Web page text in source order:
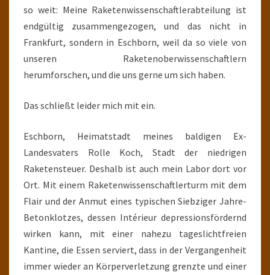
so weit: Meine Raketenwissenschaftlerabteilung ist
endgültig zusammengezogen, und das nicht in
Frankfurt, sondern in Eschborn, weil da so viele von
unseren Raketenoberwissenschaftlern
herumforschen, und die uns gerne um sich haben.
Das schließt leider mich mit ein.
Eschborn, Heimatstadt meines baldigen Ex-
Landesvaters Rolle Koch, Stadt der niedrigen
Raketensteuer. Deshalb ist auch mein Labor dort vor
Ort. Mit einem Raketenwissenschaftlerturm mit dem
Flair und der Anmut eines typischen Siebziger Jahre-
Betonklotzes, dessen Intérieur depressionsfördernd
wirken kann, mit einer nahezu tageslichtfreien
Kantine, die Essen serviert, dass in der Vergangenheit
immer wieder an Körperverletzung grenzte und einer